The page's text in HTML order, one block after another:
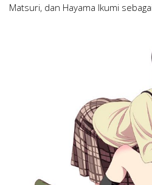
Matsuri, dan Hayama Ikumi